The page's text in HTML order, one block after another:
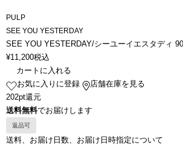
PULP
SEE YOU YESTERDAY
SEE YOU YESTERDAY/シーユーイエスタディ
¥11,200税込
カートに入れる
お気に入りに登録
店舗在庫を見る
202pt還元
送料無料でお届けします
返品可
送料、お届け日数、お届け日時指定について